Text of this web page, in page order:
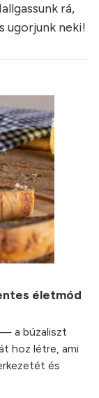
rá,
ugorjunk neki!
életmód
— a búzaliszt
hoz létre, ami
és